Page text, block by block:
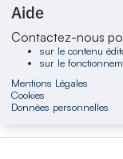
Aide
Contactez-nous
sur le contenu
sur le
Mentions Légales
Cookies
Données personnelles